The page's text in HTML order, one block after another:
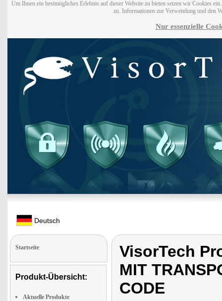
Um Ihnen ein bestmögliches Erlebnis auf dieser Website zu bieten setzen wir Cookies
zu. Informationen zur Verwendung und den
Nur essenzielle
Deutsch
Startseite
Produkt-Übersicht:
Aktuelle Produkte
VisorTech
MIT
CODE